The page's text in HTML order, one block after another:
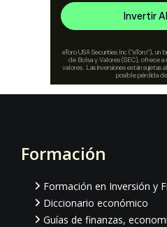
Footer
Formación
Formación en Inversión y
Diccionario económico
Guías de finanzas,